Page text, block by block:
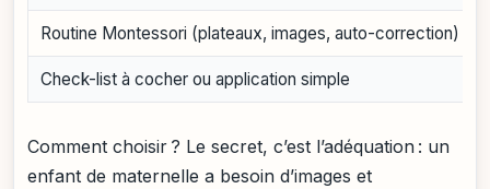
Routine Montessori (plateaux, images, auto-correction)
Check-list à cocher ou application simple
Comment choisir ? Le secret, c’est l’adéquation : un
enfant de maternelle a besoin d’images et